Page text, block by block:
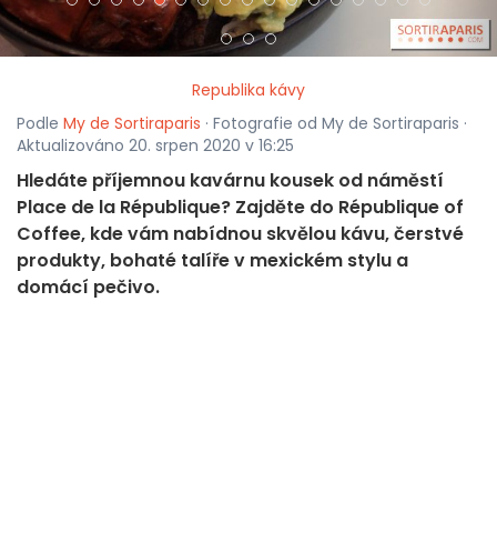
Republika kávy
Podle My de Sortiraparis · Fotografie od My de Sortiraparis ·
Aktualizováno 20. srpen 2020 v 16:25
Hledáte příjemnou kavárnu kousek od náměstí
Place de la République? Zajděte do République of
Coffee, kde vám nabídnou skvělou kávu, čerstvé
produkty, bohaté talíře v mexickém stylu a
domácí pečivo.